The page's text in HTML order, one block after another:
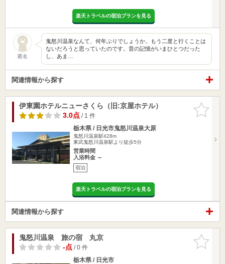
楽天トラベルの宿泊プランを見る
匿名
鬼怒川温泉なんて、何年ぶりでしょうか。もう二度と行くことは
ないだろうと思っていたのです。昔の記憶がいまひとつだった
し、あま…
関連情報から探す
お気に入
りに追加
伊東園ホテルニューさくら（旧:京屋ホテル）
3.0点/ 1 件
栃木県 / 日光市鬼怒川温泉大原
鬼怒川温泉駅428m
東武鬼怒川温泉駅より徒歩5分
営業時間
入浴料金 ～
宿泊
楽天トラベルの宿泊プランを見る
関連情報から探す
お気に入
りに追加
鬼怒川温泉 旅の宿 丸京
-点/ 0 件
栃木県 / 日光市